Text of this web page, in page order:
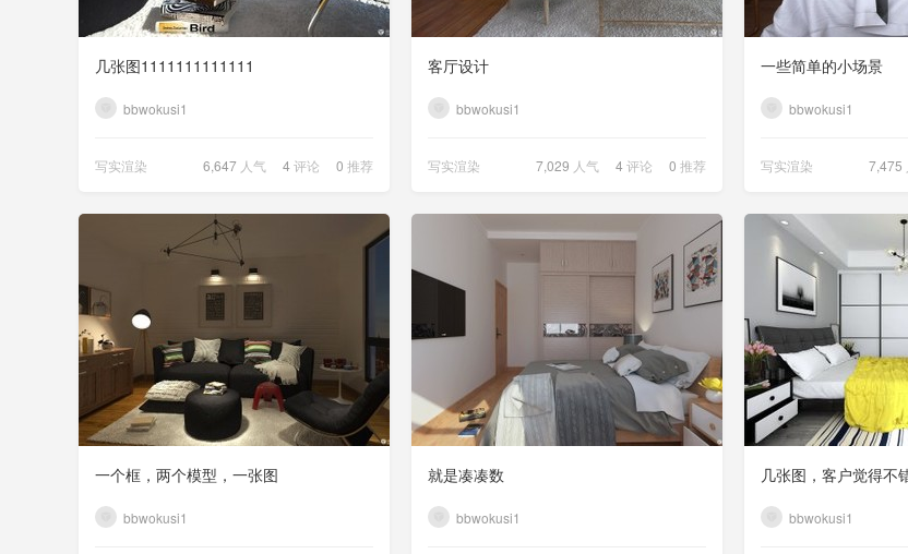
几张图1111111111111
bbwokusi1
写实渲染 6,647 人气 4 评论 0 推荐
客厅设计
bbwokusi1
写实渲染 7,029 人气 4 评论 0 推荐
一些简单的小场景
bbwokusi1
写实渲染 7,475
一个框，两个模型，一张图
bbwokusi1
就是凑凑数
bbwokusi1 bbwokusi1